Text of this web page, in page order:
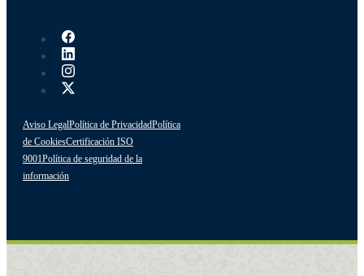
Aviso LegalPolítica de PrivacidadPolítica
de CookiesCertificación ISO
9001Política de seguridad de la
información